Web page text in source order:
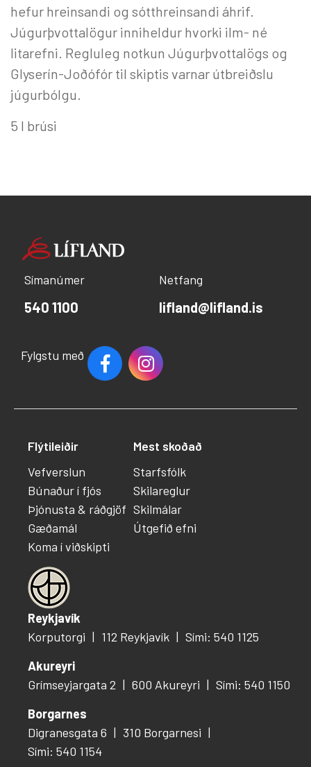
hefur hreinsandi og sótthreinsandi áhrif.
Júgurþvottalögur inniheldur hvorki ilm- né
litarefni. Regluleg notkun Júgurþvottalögs og
Glyserín-Joðófór til skiptis varnar útbreiðslu
júgurbólgu.
5 l brúsi
Símanúmer
540 1100
Netfang
lifland@lifland.is
Fylgstu með
Reykjavík
Korputorgi
112 Reykjavík
Sími: 540 1125
Akureyri
Grímseyjargata 2
600 Akureyri
Sími: 540 1150
Borgarnes
Digranesgata 6
310 Borgarnesi
Sími: 540 1154
Flýtileiðir
Vefverslun
Búnaður í fjós
Þjónusta & ráðgjöf
Gæðamál
Koma í viðskipti
Mest skoðað
Starfsfólk
Skilareglur
Skilmálar
Útgefið efni